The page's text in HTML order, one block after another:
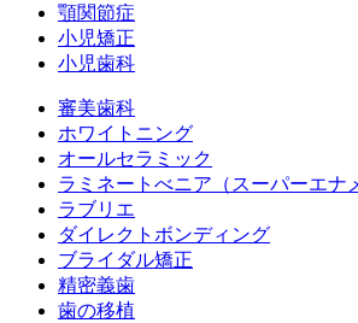
顎関節症
小児矯正
小児歯科
審美歯科
ホワイトニング
オールセラミック
ラミネートべニア （スーパーエナ
ラブリエ
ダイレクトボンディング
ブライダル矯正
精密義歯
歯の移植